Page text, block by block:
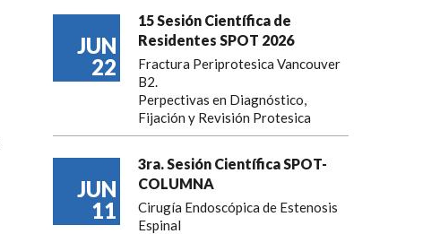
JUN
22
15 Sesión Científica de
Residentes SPOT 2026
Fractura Periprotesica Vancouver
B2.
Perpectivas en Diagnóstico,
Fijación y Revisión Protesica
JUN
11
3ra. Sesión Científica SPOT-
COLUMNA
Cirugía Endoscópica de Estenosis
Espinal